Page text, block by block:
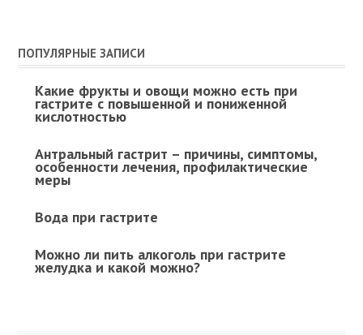
ПОПУЛЯРНЫЕ ЗАПИСИ
Какие фрукты и овощи можно есть при
гастрите с повышенной и пониженной
кислотностью
Антральный гастрит – причины, симптомы,
особенности лечения, профилактические
меры
Вода при гастрите
Можно ли пить алкоголь при гастрите
желудка и какой можно?